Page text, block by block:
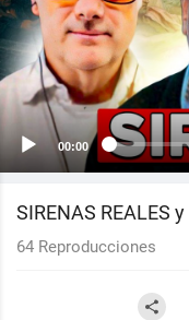
00:00
SIRENAS REALES
64 Reproducciones